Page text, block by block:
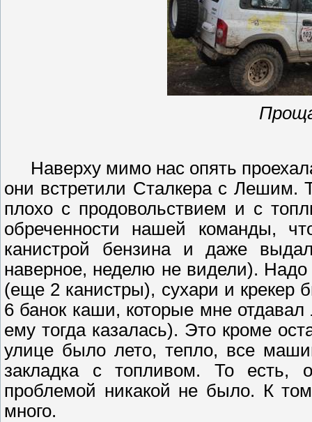
Наверху мимо нас опять
они встретили Сталкерас Лешим.
плохо с продовольствием и с
обреченности нашей команды,
канистрой бензина и даже
наверное, неделю не видели).
(еще 2 канистры), сухари и крекер
6 банок каши, которые мне
ему тогда казалась). Это кроме
улице было лето, тепло, все
закладка с топливом. То есть,
проблемой никакой не было. К
много.